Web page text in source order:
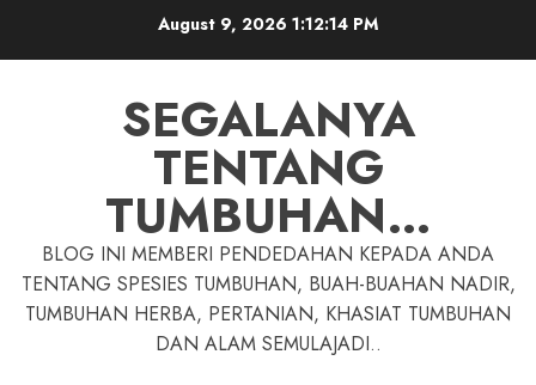
August 9, 2026 1:12:15 PM
SEGALANYA
TENTANG
TUMBUHAN…
BLOG INI MEMBERI PENDEDAHAN KEPADA ANDA
TENTANG SPESIES TUMBUHAN, BUAH-BUAHAN NADIR,
TUMBUHAN HERBA, PERTANIAN, KHASIAT TUMBUHAN
DAN ALAM SEMULAJADI..